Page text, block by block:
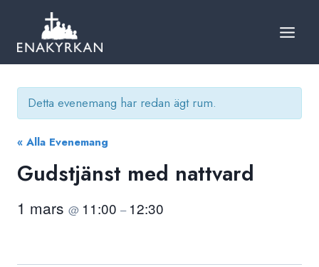
content
Detta evenemang har redan ägt rum.
« Alla Evenemang
Gudstjänst med nattvard
1 mars @ 11:00 – 12:30